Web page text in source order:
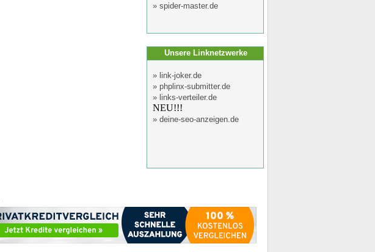
» spider-master.de
Unsere Linknetzwerke
» link-joker.de
» phplinx-submitter.de
» links-verteiler.de
NEU!!!
» deine-seo-anzeigen.de